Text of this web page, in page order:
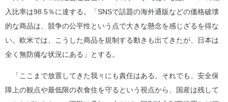
入比率は98.5％に達する。「SNSで話題の海外通販などの価格破壊
的な商品は、競争の公平性という点で大きな懸念を感じざるを得な
い。欧米では、こうした商品を規制する動きも出てきたが、日本は
全く無防備な状況にある」とする。
「ここまで放置してきた我々にも責任はある。それでも、安全保
障上の観点や最低限の衣食住を守るという視点から、国産は残して